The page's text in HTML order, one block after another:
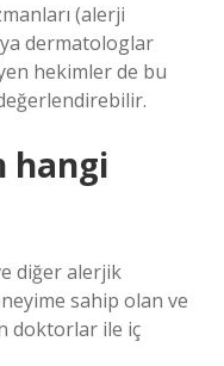
(alerji
dermatologlar
hekimler de bu
hangi
diğer alerjik
sahip olan ve
doktorlar ile iç